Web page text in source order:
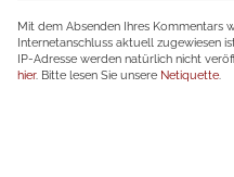
Mit dem Absenden Ihres Kommentars
Internetanschluss aktuell zugewiesen
IP-Adresse werden natürlich nicht
hier. Bitte lesen Sie unsere Netiquette.